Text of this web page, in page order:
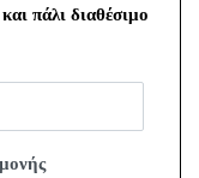
πάλι διαθέσιμο